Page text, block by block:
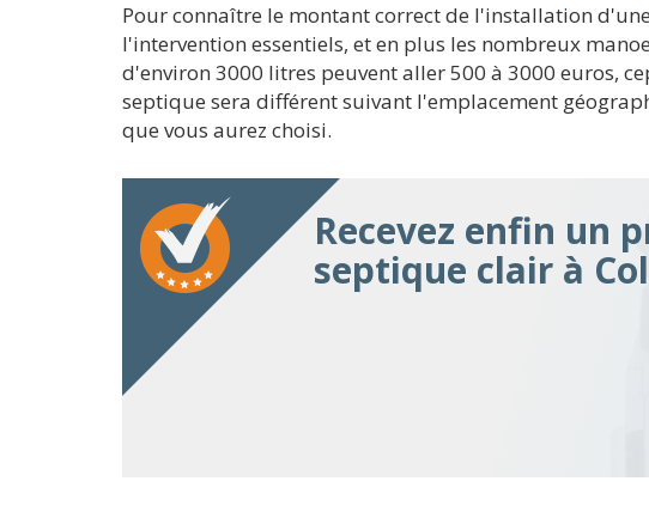
Pour connaître le montant correct de l'installation
l'intervention essentiels, et en plus les nombreux
d'environ 3000 litres peuvent aller 500 à 3000 euros,
septique sera différent suivant l'emplacement
que vous aurez choisi.
Recevez enfin un
septique clair à